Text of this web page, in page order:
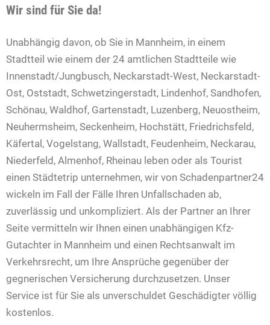
Wir sind für Sie da!
Unabhängig davon, ob Sie in Mannheim, in einem
Stadtteil wie einem der 24 amtlichen Stadtteile wie
Innenstadt/Jungbusch, Neckarstadt-West, Neckarstadt-
Ost, Oststadt, Schwetzingerstadt, Lindenhof, Sandhofen,
Schönau, Waldhof, Gartenstadt, Luzenberg, Neuostheim,
Neuhermsheim, Seckenheim, Hochstätt, Friedrichsfeld,
Käfertal, Vogelstang, Wallstadt, Feudenheim, Neckarau,
Niederfeld, Almenhof, Rheinau leben oder als Tourist
einen Städtetrip unternehmen, wir von Schadenpartner24
wickeln im Fall der Fälle Ihren Unfallschaden ab,
zuverlässig und unkompliziert. Als der Partner an Ihrer
Seite vermitteln wir Ihnen einen unabhängigen Kfz-
Gutachter in Mannheim und einen Rechtsanwalt im
Verkehrsrecht, um Ihre Ansprüche gegenüber der
gegnerischen Versicherung durchzusetzen. Unser
Service ist für Sie als unverschuldet Geschädigter völlig
kostenlos.